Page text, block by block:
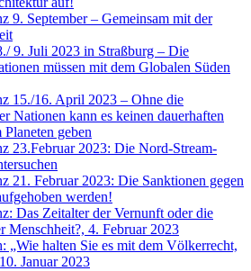
9. September – Gemeinsam mit der
9. Juli 2023 in Straßburg – Die
müssen mit dem Globalen Süden
15./16. April 2023 – Ohne die
Nationen kann es keinen dauerhaften
geben
23.Februar 2023: Die Nord-Stream-
21. Februar 2023: Die Sanktionen gegen
werden!
Das Zeitalter der Vernunft oder die
Menschheit?, 4. Februar 2023
„Wie halten Sie es mit dem Völkerrecht,
Januar 2023